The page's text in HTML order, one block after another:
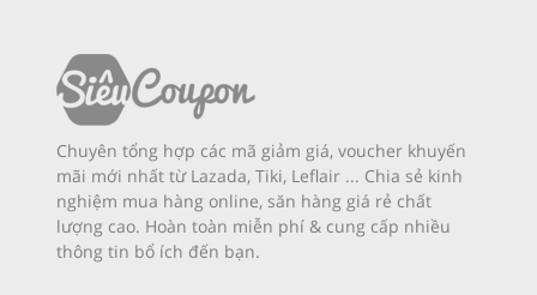
Chuyên tổng hợp các mã giảm giá, voucher khuyến
mãi mới nhất từ Lazada, Tiki, Leflair ... Chia sẻ kinh
nghiệm mua hàng online, săn hàng giá rẻ chất
lượng cao. Hoàn toàn miễn phí & cung cấp nhiều
thông tin bổ ích đến bạn.